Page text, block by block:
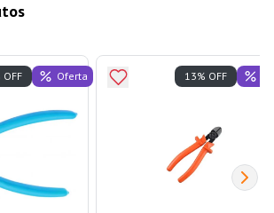
OFF Oferta 13% OFF